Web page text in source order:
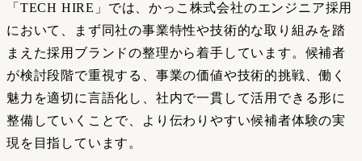
「TECH HIRE」では、かっこ株式会社のエンジニア採用
において、まず同社の事業特性や技術的な取り組みを踏
まえた採用ブランドの整理から着手しています。候補者
が検討段階で重視する、事業の価値や技術的挑戦、働く
魅力を適切に言語化し、社内で一貫して活用できる形に
整備していくことで、より伝わりやすい候補者体験の実
現を目指しています。